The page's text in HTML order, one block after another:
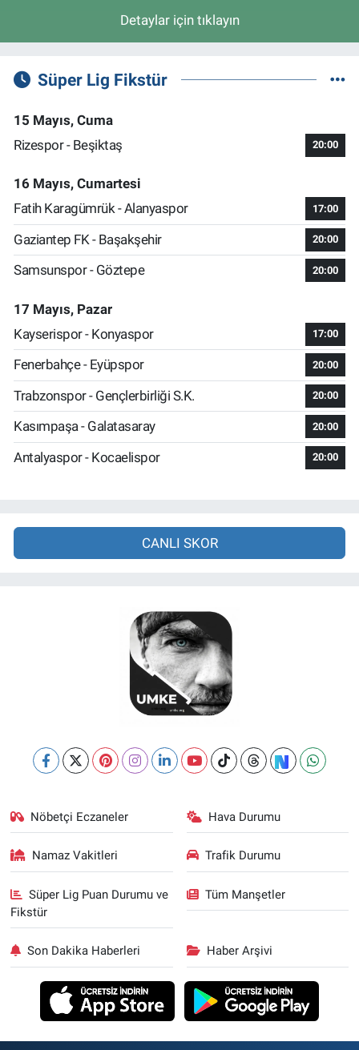
Detaylar için tıklayın
Süper Lig Fikstür
15 Mayıs, Cuma
Rizespor - Beşiktaş
20:00
16 Mayıs, Cumartesi
Fatih Karagümrük - Alanyaspor
17:00
Gaziantep FK - Başakşehir 20:00
Samsunspor - Göztepe 20:00
17 Mayıs, Pazar
Kayserispor - Konyaspor
17:00
Fenerbahçe - Eyüpspor 20:00
Trabzonspor - Gençlerbirliği S.K. 20:00
Kasımpaşa - Galatasaray 20:00
Antalyaspor - Kocaelispor 20:00
CANLI SKOR
Nöbetçi Eczaneler Hava Durumu
Namaz Vakitleri Trafik Durumu
Süper Lig Puan Durumu ve
Fikstür
Tüm Manşetler
Son Dakika Haberleri Haber Arşivi